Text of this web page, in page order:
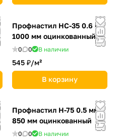
Профнастил НС-35 0.6 мм
1000 мм оцинкованный
0 0 В наличии
545 ₽/м²
В корзину
Профнастил Н-75 0.5 мм
850 мм оцинкованный
0 0 В наличии